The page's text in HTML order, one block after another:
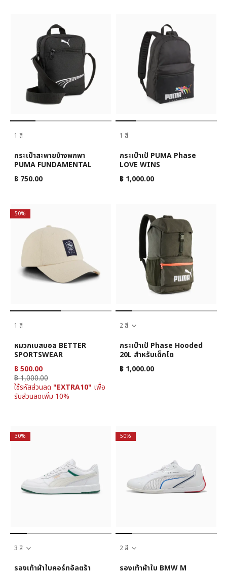
1 สี
กระเป๋าสะพายข้างพกพา
PUMA FUNDAMENTAL
฿ 750.00
1 สี
กระเป๋าเป้ PUMA Phase
LOVE WINS
฿ 1,000.00
50%
1 สี
หมวกเบสบอล BETTER
SPORTSWEAR
฿ 500.00
฿ 1,000.00
ใช้รหัสส่วนลด "EXTRA10" เพื่อ
รับส่วนลดเพิ่ม 10%
2 สี
กระเป๋าเป้ Phase Hooded
20L สำหรับเด็กโต
฿ 1,000.00
30%
3 สี
รองเท้าผ้าใบคอร์ทอัลตร้า
50%
2 สี
รองเท้าผ้าใบ BMW M